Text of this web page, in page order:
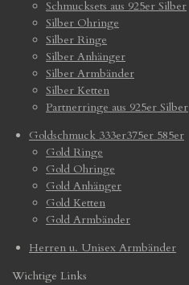
Schmucksets aus 925er Silber
Silber Ohringe
Silber Ringe
Silber Anhänger
Silber Armbänder
Silber Ketten
Partnerringe aus 925er Silber
Goldschmuck 333er375er 585er
Gold Ringe
Gold Ohringe
Gold Anhänger
Gold Ketten
Gold Armbänder
Herren u. Unisex Armbänder
Wichtige Links